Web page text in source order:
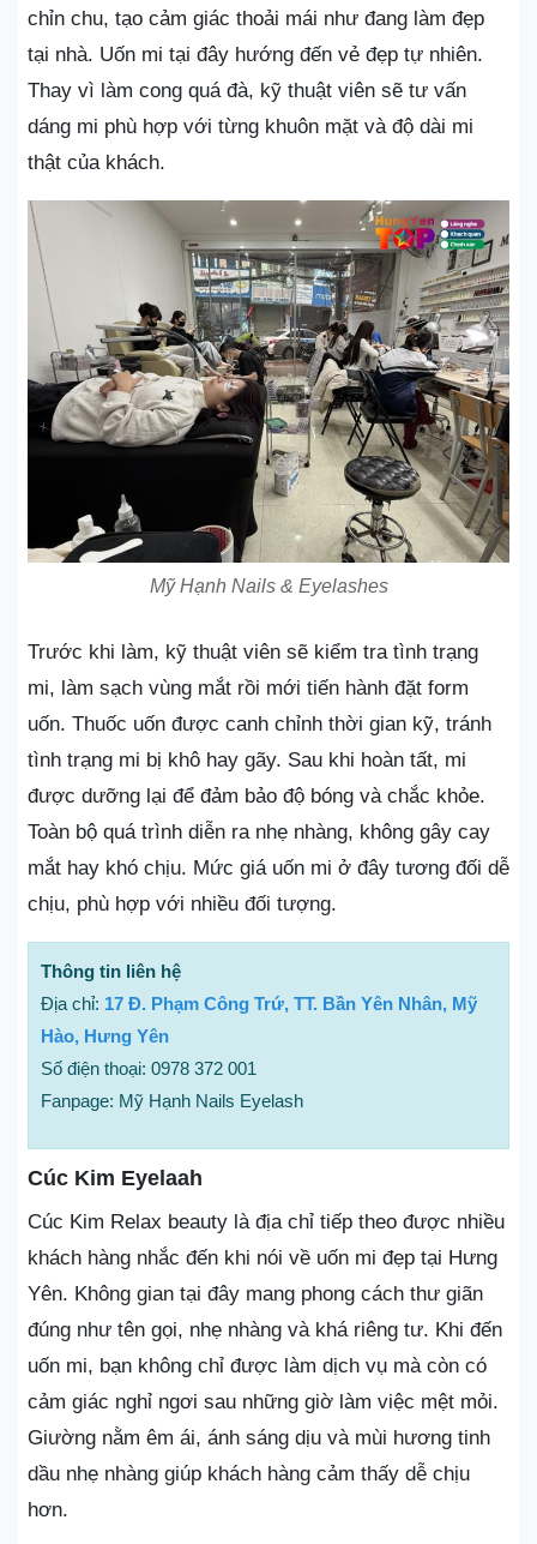
chỉn chu, tạo cảm giác thoải mái như đang làm đẹp
tại nhà. Uốn mi tại đây hướng đến vẻ đẹp tự nhiên.
Thay vì làm cong quá đà, kỹ thuật viên sẽ tư vấn
dáng mi phù hợp với từng khuôn mặt và độ dài mi
thật của khách.
Mỹ Hạnh Nails & Eyelashes
Trước khi làm, kỹ thuật viên sẽ kiểm tra tình trạng
mi, làm sạch vùng mắt rồi mới tiến hành đặt form
uốn. Thuốc uốn được canh chỉnh thời gian kỹ, tránh
tình trạng mi bị khô hay gãy. Sau khi hoàn tất, mi
được dưỡng lại để đảm bảo độ bóng và chắc khỏe.
Toàn bộ quá trình diễn ra nhẹ nhàng, không gây cay
mắt hay khó chịu. Mức giá uốn mi ở đây tương đối dễ
chịu, phù hợp với nhiều đối tượng.
Thông tin liên hệ
Địa chỉ: 17 Đ. Phạm Công Trứ, TT. Bần Yên Nhân, Mỹ
Hào, Hưng Yên
Số điện thoại: 0978 372 001
Fanpage: Mỹ Hạnh Nails Eyelash
Cúc Kim Eyelaah
Cúc Kim Relax beauty là địa chỉ tiếp theo được nhiều
khách hàng nhắc đến khi nói về uốn mi đẹp tại Hưng
Yên. Không gian tại đây mang phong cách thư giãn
đúng như tên gọi, nhẹ nhàng và khá riêng tư. Khi đến
uốn mi, bạn không chỉ được làm dịch vụ mà còn có
cảm giác nghỉ ngơi sau những giờ làm việc mệt mỏi.
Giường nằm êm ái, ánh sáng dịu và mùi hương tinh
dầu nhẹ nhàng giúp khách hàng cảm thấy dễ chịu
hơn.